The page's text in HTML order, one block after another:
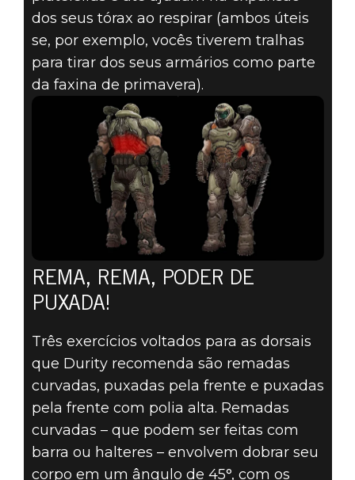
dos seus tórax ao respirar (ambos úteis
se, por exemplo, vocês tiverem tralhas
para tirar dos seus armários como parte
da faxina de primavera).
REMA, REMA, PODER DE
PUXADA!
Três exercícios voltados para as dorsais
que Durity recomenda são remadas
curvadas, puxadas pela frente e puxadas
pela frente com polia alta. Remadas
curvadas – que podem ser feitas com
barra ou halteres – envolvem dobrar seu
corpo em um ângulo de 45°, com os